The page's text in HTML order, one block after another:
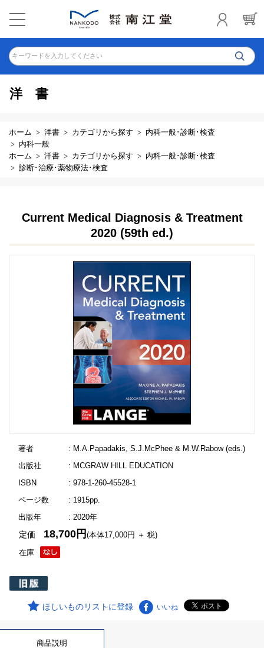
キーワードを入力してください
洋書
ホーム 洋書 カテゴリから探す
内科一般･診断･検査
内科一般
ホーム
洋書 カテゴリから探す
内科一般･診断･検査
診断･治療･薬物療法･検査
Current Medical Diagnosis & Treatment
2020 (59th ed.)
著者
: M.A.Papadakis, S.J.McPhee & M.W.Rabow (eds.)
出版社
: MCGRAW HILL EDUCATION
ISBN
: 978-1-260-45528-1
ページ数
: 1915pp.
出版年
: 2020年
在庫
定価 18,700円(本体17,000円 ＋ 税)
ほしいものリストに登録 いいね
商品説明